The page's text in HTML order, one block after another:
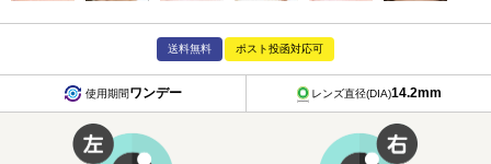
送料無料 ポスト投函対応可
使用期間ワンデー レンズ直径(DIA)14.2mm